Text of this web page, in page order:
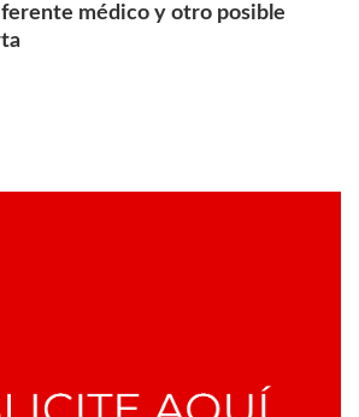
médico y otro posible